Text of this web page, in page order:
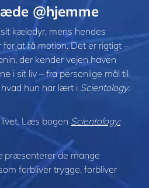
@hjemme
kæledyr, mens hendes
at få motion. Det er rigtigt –
der kender vejen haven
i sit liv – fra personlige mål til
hun har lært i Scientology:
Læs bogen Scientology:
præsenterer de mange
forbliver trygge, forbliver